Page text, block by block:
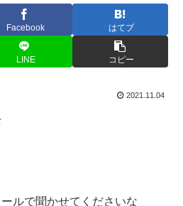
Facebook はてブ
LINE コピー
2021.11.04
ルで聞かせてくださいな